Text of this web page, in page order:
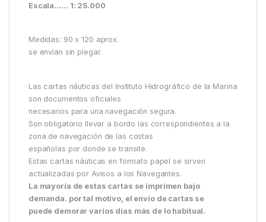
Escala…… 1: 25.000
Medidas: 90 x 120 aprox.
se envían sin plegar.
Las cartas náuticas del Instituto Hidrográfico de la Marina
son documentos oficiales
necesarios para una navegación segura.
Son obligatorio llevar a bordo las correspondientes a la
zona de navegación de las costas
españolas por donde se transite.
Estas cartas náuticas en formato papel se sirven
actualizadas por Avisos a los Navegantes.
La mayoría de estas cartas se imprimen bajo
demanda. por tal motivo, el envío de cartas se
puede demorar varios días más de lo habitual.